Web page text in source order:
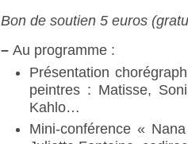
Bon de soutien 5 euros
– Au programme :
Présentation
peintres : Matisse,
Kahlo…
Mini-conférence «